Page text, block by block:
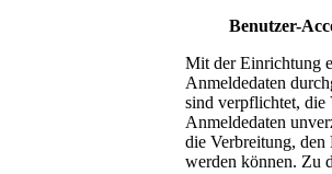
Benutzer-
Mit der Einrichtung
Anmeldedaten
sind verpflichtet, die
Anmeldedaten
die Verbreitung, den
werden können. Zu